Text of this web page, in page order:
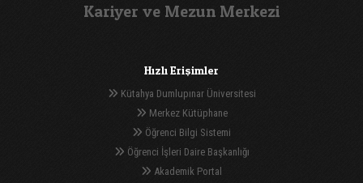
Kariyer ve Mezun Merkezi
Hızlı Erişimler
Kütahya Dumlupınar Üniversitesi
Merkez Kütüphane
Öğrenci Bilgi Sistemi
Öğrenci İşleri Daire Başkanlığı
Akademik Portal